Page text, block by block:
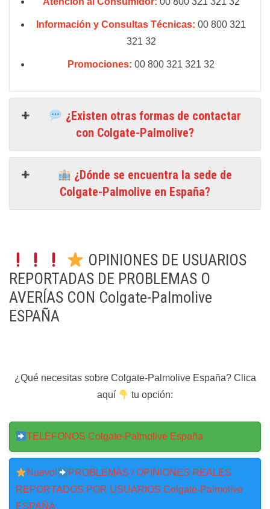
Información y Consultas Técnicas: 00 800 321
321 32
Promociones: 00 800 321 321 32
¿Existen otras formas de contactar
con Colgate-Palmolive?
¿Dónde se encuentra la sede de
Colgate-Palmolive en España?
OPINIONES DE USUARIOS
REPORTADAS DE PROBLEMAS O
AVERÍAS CON Colgate-Palmolive
ESPAÑA
¿Qué necesitas sobre Colgate-Palmolive España? Clica
aquí
tu opción:
TELÉFONOS Colgate-Palmolive España
Nuevo!
PROBLEMAS / OPINIONES REALES
REPORTADOS POR USUARIOS Colgate-Palmolive
ESPAÑA